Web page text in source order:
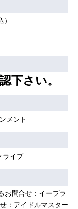
下さい。
メント
ライブ
お問合せ：イープラ
：アイドルマスター